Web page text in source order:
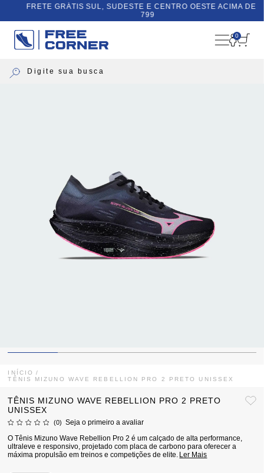
FRETE GRÁTIS SUL, SUDESTE E CENTRO OESTE ACIMA DE R$
799
0
INÍCIO
TÊNIS MIZUNO WAVE REBELLION PRO 2 PRETO UNISSEX
TÊNIS MIZUNO WAVE REBELLION PRO 2 PRETO
UNISSEX
(0)
Seja o primeiro a avaliar
O Tênis Mizuno Wave Rebellion Pro 2 é um calçado de alta performance,
ultraleve e responsivo, projetado com placa de carbono para oferecer a
máxima propulsão em treinos e competições de elite. Ler Mais